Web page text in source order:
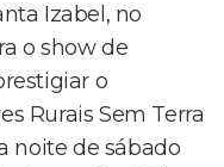
Izabel, no
o show de
o
Rurais Sem Terra
noite de sábado